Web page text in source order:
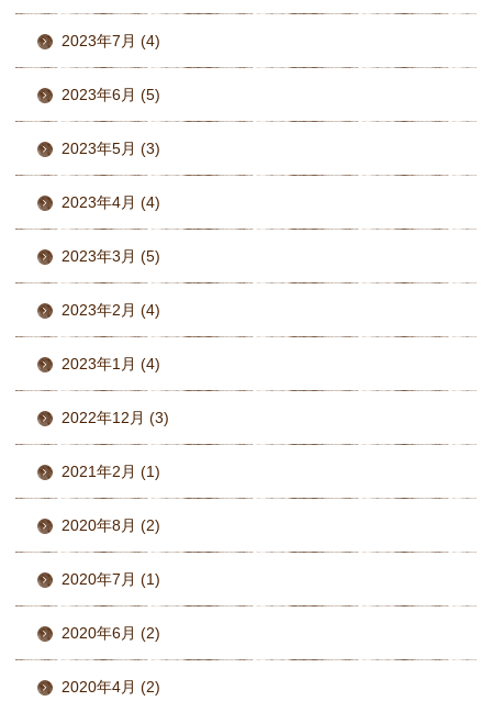
2023年7月 (4)
2023年6月 (5)
2023年5月 (3)
2023年4月 (4)
2023年3月 (5)
2023年2月 (4)
2023年1月 (4)
2022年12月 (3)
2021年2月 (1)
2020年8月 (2)
2020年7月 (1)
2020年6月 (2)
2020年4月 (2)